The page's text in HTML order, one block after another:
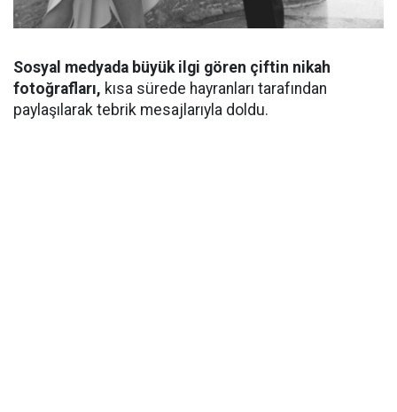
Sosyal medyada büyük ilgi gören çiftin nikah
fotoğrafları, kısa sürede hayranları tarafından
paylaşılarak tebrik mesajlarıyla doldu.